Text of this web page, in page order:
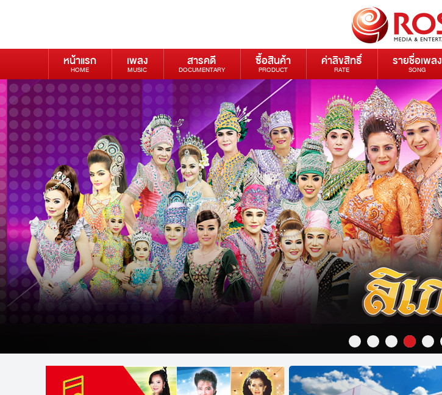
หน้าแรก
HOME
เพลง
MUSIC
สารคดี
DOCUMENTARY
ซื้อสินค้า
PRODUCT
ค่าลิขสิทธิ์
RATE
รายชื่อเพลง
SONG